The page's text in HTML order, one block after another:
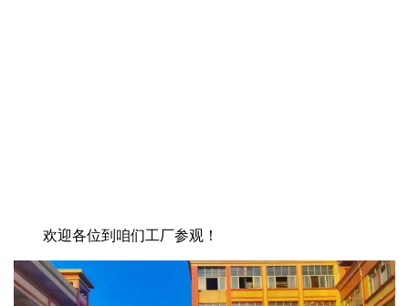
欢迎各位到咱们工厂参观！